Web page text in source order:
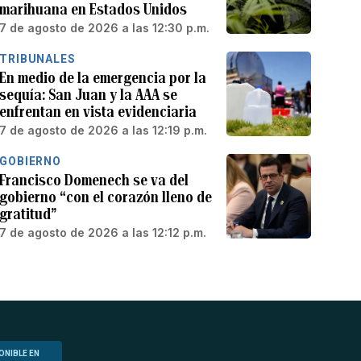
marihuana en Estados Unidos
7 de agosto de 2026 a las 12:30 p.m.
TRIBUNALES
En medio de la emergencia por la
sequía: San Juan y la AAA se
enfrentan en vista evidenciaria
7 de agosto de 2026 a las 12:19 p.m.
GOBIERNO
Francisco Domenech se va del
gobierno “con el corazón lleno de
gratitud”
7 de agosto de 2026 a las 12:12 p.m.
EN